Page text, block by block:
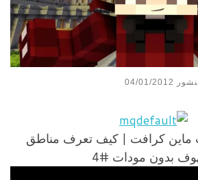
04/01/2012
كرافت | كيف تعرف مناطق
بدون مودات #4